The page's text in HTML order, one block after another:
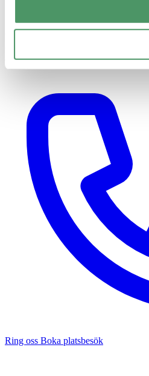
© 2026 Elui AB. Alla priser är
Alla prisangivelser är indikativa och
göra ett platsbesök för att kunna
Ring oss Boka platsbesök